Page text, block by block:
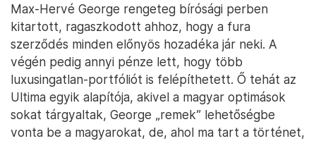
Max-Hervé George rengeteg bírósági perben
kitartott, ragaszkodott ahhoz, hogy a fura
szerződés minden előnyös hozadéka jár neki. A
végén pedig annyi pénze lett, hogy több
luxusingatlan-portfóliót is felépíthetett. Ő tehát az
Ultima egyik alapítója, akivel a magyar optimások
sokat tárgyaltak, George „remek” lehetőségbe
vonta be a magyarokat, de, ahol ma tart a történet,